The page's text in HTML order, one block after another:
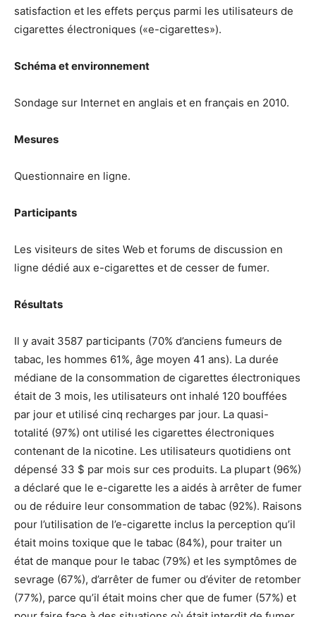
satisfaction et les effets perçus parmi les utilisateurs de
cigarettes électroniques («e-cigarettes»).
Schéma et environnement
Sondage sur Internet en anglais et en français en 2010.
Mesures
Questionnaire en ligne.
Participants
Les visiteurs de sites Web et forums de discussion en
ligne dédié aux e-cigarettes et de cesser de fumer.
Résultats
Il y avait 3587 participants (70% d’anciens fumeurs de
tabac, les hommes 61%, âge moyen 41 ans). La durée
médiane de la consommation de cigarettes électroniques
était de 3 mois, les utilisateurs ont inhalé 120 bouffées
par jour et utilisé cinq recharges par jour. La quasi-
totalité (97%) ont utilisé les cigarettes électroniques
contenant de la nicotine. Les utilisateurs quotidiens ont
dépensé 33 $ par mois sur ces produits. La plupart (96%)
a déclaré que le e-cigarette les a aidés à arrêter de fumer
ou de réduire leur consommation de tabac (92%). Raisons
pour l’utilisation de l’e-cigarette inclus la perception qu’il
était moins toxique que le tabac (84%), pour traiter un
état de manque pour le tabac (79%) et les symptômes de
sevrage (67%), d’arrêter de fumer ou d’éviter de retomber
(77%), parce qu’il était moins cher que de fumer (57%) et